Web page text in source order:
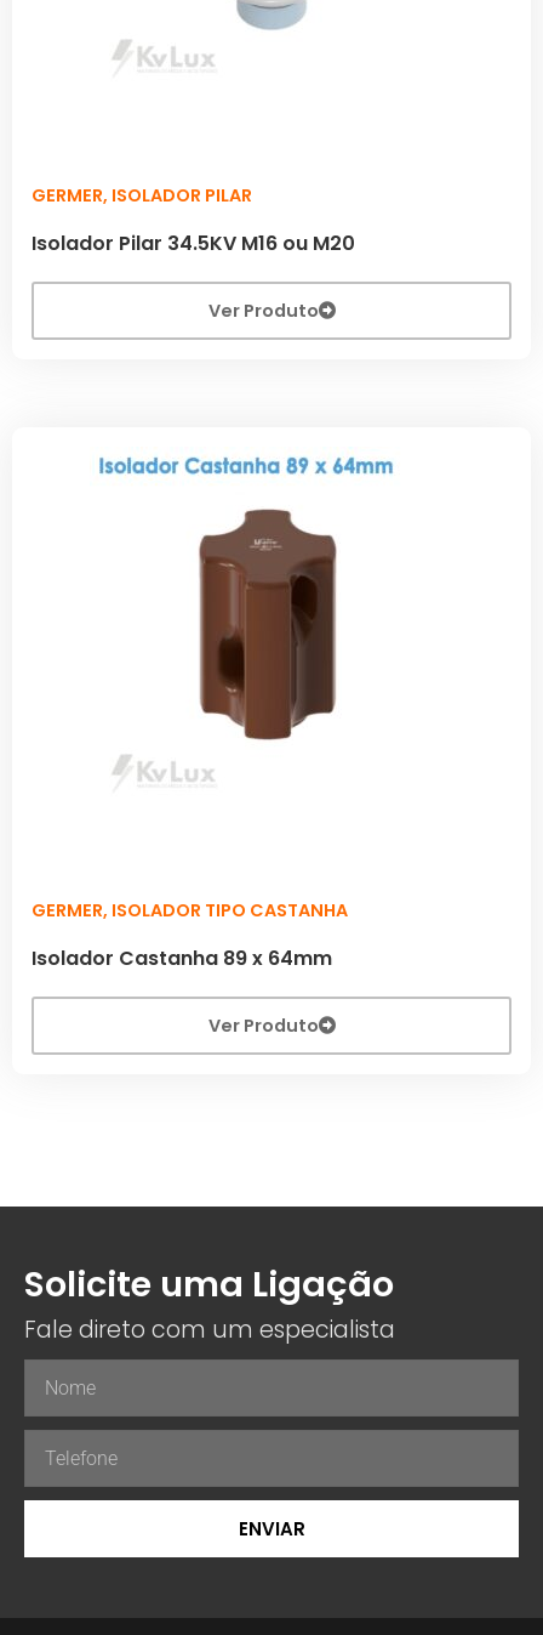
GERMER, ISOLADOR PILAR
Isolador Pilar 34.5KV M16 ou M20
Ver Produto
GERMER, ISOLADOR TIPO CASTANHA
Isolador Castanha 89 x 64mm
Ver Produto
Solicite uma Ligação
Fale direto com um especialista
ENVIAR